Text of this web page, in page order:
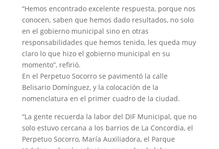
“Hemos encontrado excelente respuesta, porque nos
conocen, saben que hemos dado resultados, no solo
en el gobierno municipal sino en otras
responsabilidades que hemos tenido, les queda muy
claro lo que hizo el gobierno municipal en su
momento”, refirió.
En el Perpetuo Socorro se pavimentó la calle
Belisario Domínguez, y la colocación de la
nomenclatura en el primer cuadro de la ciudad.
“La gente recuerda la labor del DIF Municipal, que no
solo estuvo cercana a los barrios de La Concordia, el
Perpetuo Socorro, María Auxiliadora, el Parque